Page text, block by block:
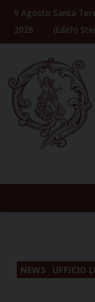
Skip
content
9 Agosto
2026
Santa
(Edith)
NEWS UFFICIO